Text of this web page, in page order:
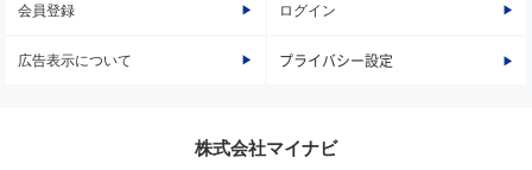
会員登録 ログイン
広告表示について プライバシー設定
株式会社マイナビ